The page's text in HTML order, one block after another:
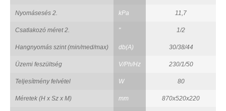
Nyomásesés 2. kPa 11,7
Csatlakozó méret 2. " 1/2
Hangnyomás szint (min/med/max) db(A) 30/38/44
Üzemi feszültség V/Ph/Hz 230/1/50
Teljesítmény felvétel W 80
Méretek (H x Sz x M) mm 870x520x220